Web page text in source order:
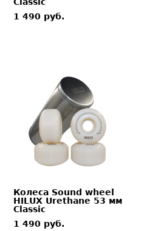
1 490 pуб.
Колеса Sound wheel
HILUX Urethane 53 мм
Classic
1 490 pуб.